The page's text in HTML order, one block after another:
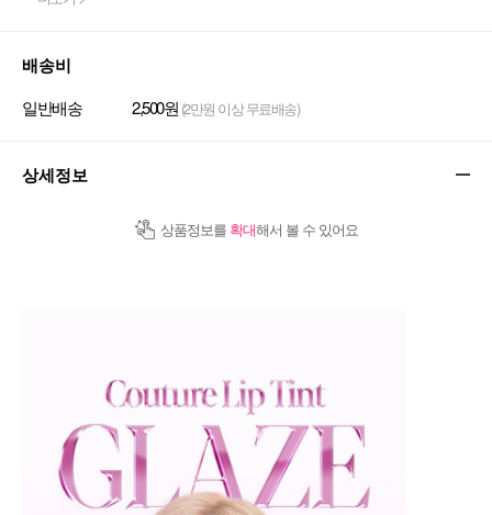
배송비
일반배송 2,500원 (2만원 이상 무료배송)
상세정보
상품정보를 확대해서 볼 수 있어요